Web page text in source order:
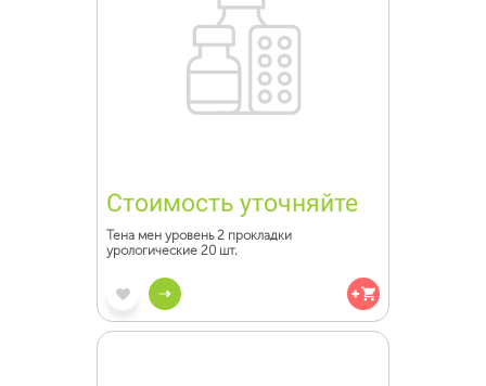
Стоимость уточняйте
Тена мен уровень 2 прокладки
урологические 20 шт.